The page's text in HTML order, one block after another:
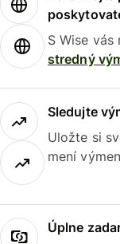
S Wise
stredný
Sledujte
Uložte si
mení
Úplne